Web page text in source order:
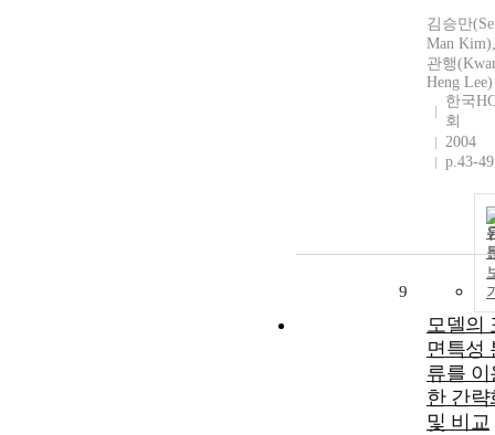
김승만
Man
관행
Heng Lee)
한국
회
2004
p.43-49
9
모델의
면특성
류를 이
한 간략
및 비교